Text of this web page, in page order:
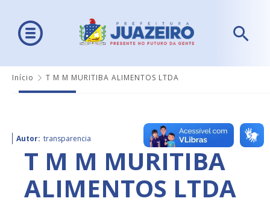
Início T M M MURITIBA ALIMENTOS LTDA
Autor: transparencia
T M M MURITIBA
ALIMENTOS LTDA